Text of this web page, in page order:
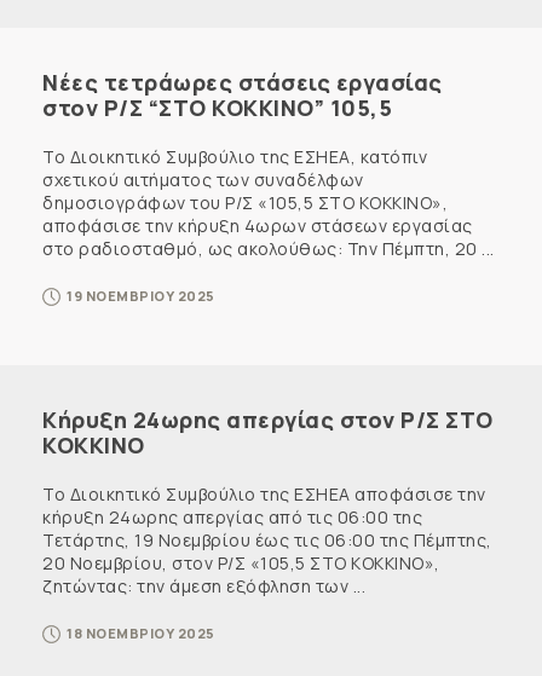
Νέες τετράωρες στάσεις εργασίας
στον Ρ/Σ “ΣΤΟ ΚΟΚΚΙΝΟ” 105,5
Το Διοικητικό Συμβούλιο της ΕΣΗΕΑ, κατόπιν
σχετικού αιτήματος των συναδέλφων
δημοσιογράφων του Ρ/Σ «105,5 ΣΤΟ ΚΟΚΚΙΝΟ»,
αποφάσισε την κήρυξη 4ωρων στάσεων εργασίας
στο ραδιοσταθμό, ως ακολούθως: Την Πέμπτη, 20 ...
19 ΝΟΕΜΒΡΙΟΥ 2025
Κήρυξη 24ωρης απεργίας στον Ρ/Σ ΣΤΟ
ΚΟΚΚΙΝΟ
Το Διοικητικό Συμβούλιο της ΕΣΗΕΑ αποφάσισε την
κήρυξη 24ωρης απεργίας από τις 06:00 της
Τετάρτης, 19 Νοεμβρίου έως τις 06:00 της Πέμπτης,
20 Νοεμβρίου, στον Ρ/Σ «105,5 ΣΤΟ ΚΟΚΚΙΝΟ»,
ζητώντας: την άμεση εξόφληση των ...
18 ΝΟΕΜΒΡΙΟΥ 2025